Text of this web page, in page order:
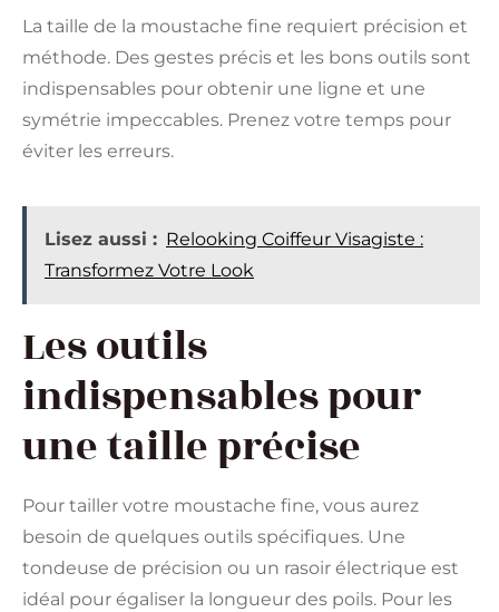
La taille de la moustache fine requiert précision et
méthode. Des gestes précis et les bons outils sont
indispensables pour obtenir une ligne et une
symétrie impeccables. Prenez votre temps pour
éviter les erreurs.
Lisez aussi : Relooking Coiffeur Visagiste :
Transformez Votre Look
Les outils
indispensables pour
une taille précise
Pour tailler votre moustache fine, vous aurez
besoin de quelques outils spécifiques. Une
tondeuse de précision ou un rasoir électrique est
idéal pour égaliser la longueur des poils. Pour les